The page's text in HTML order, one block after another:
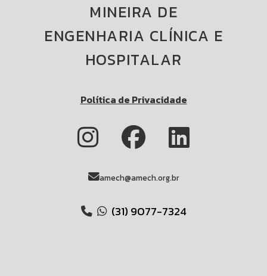
MINEIRA DE
ENGENHARIA CLÍNICA E
HOSPITALAR
Política de Privacidade
amech@amech.org.br
(31) 9077-7324